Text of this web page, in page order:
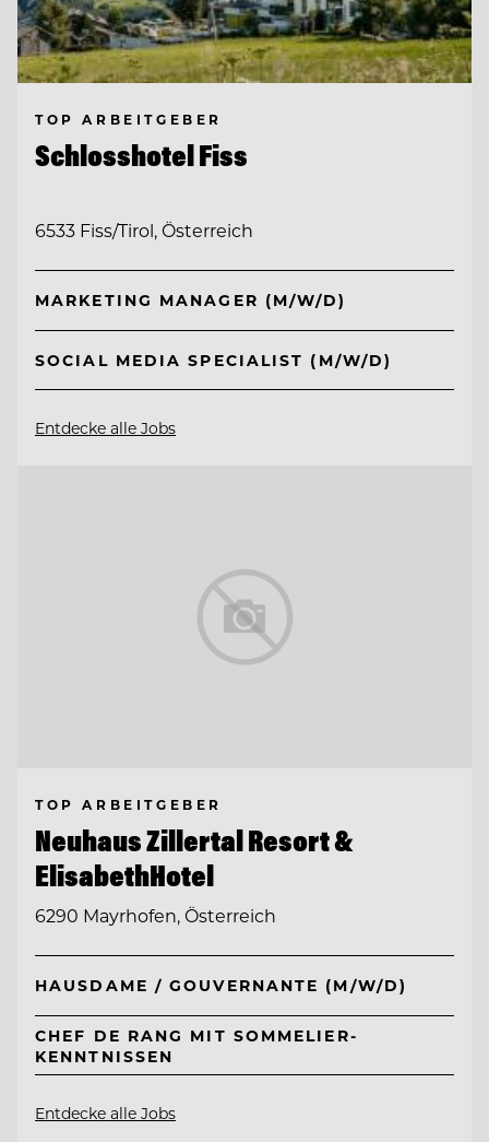
TOP ARBEITGEBER
Schlosshotel Fiss
6533 Fiss/Tirol, Österreich
MARKETING MANAGER (M/W/D)
SOCIAL MEDIA SPECIALIST (M/W/D)
Entdecke alle Jobs
TOP ARBEITGEBER
Neuhaus Zillertal Resort &
ElisabethHotel
6290 Mayrhofen, Österreich
HAUSDAME / GOUVERNANTE (M/W/D)
CHEF DE RANG MIT SOMMELIER-
KENNTNISSEN
Entdecke alle Jobs